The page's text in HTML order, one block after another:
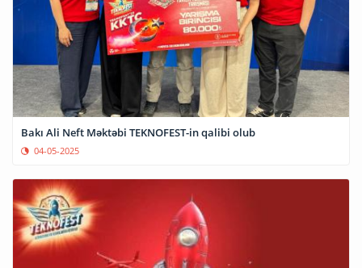
Bakı Ali Neft Məktəbi TEKNOFEST-in qalibi olub
04-05-2025